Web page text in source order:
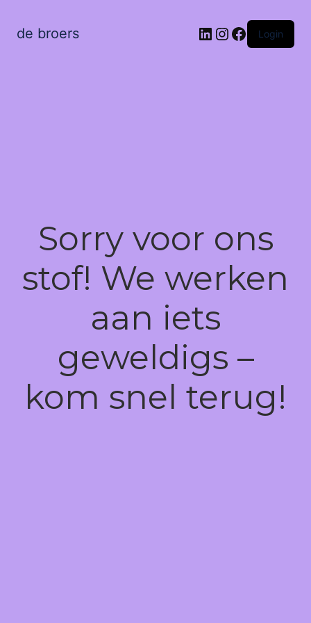
de broers LinkedIn
Instagram
Facebook
Login
Sorry voor ons
stof! We werken
aan iets
geweldigs –
kom snel terug!